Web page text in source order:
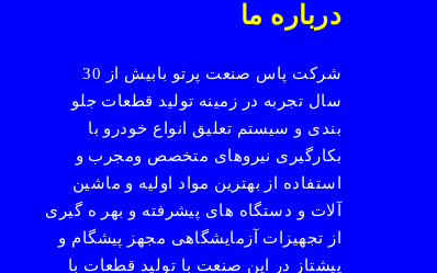
درباره ما
شرکت پاس صنعت پرتو بابیش از 30
سال تجربه در زمینه تولید قطعات جلو
بندی و سیستم تعلیق انواع خودرو با
بکارگیری نیروهای متخصص ومجرب و
استفاده از بهترین مواد اولیه و ماشین
آلات و دستگاه های پیشرفته و بهر ه گیری
از تجهیزات آزمایشگاهی مجهز پیشگام و
پیشتاز در این صنعت با تولید قطعات با